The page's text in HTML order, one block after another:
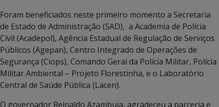
Foram beneficiados neste primeiro momento a Secretaria
de Estado de Administração (SAD), a Academia de Polícia
Civil (Acadepol), Agência Estadual de Regulação de Serviços
Públicos (Agepan), Centro Integrado de Operações de
Segurança (Ciops), Comando Geral da Polícia Militar, Polícia
Militar Ambiental – Projeto Florestinha, e o Laboratório
Central de Saúde Pública (Lacen).
O governador Reinaldo Azambuja, agradeceu a parceria e